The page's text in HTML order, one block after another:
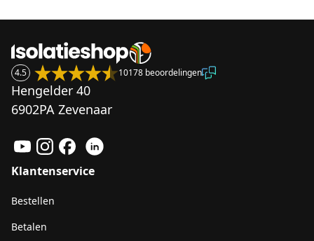
4.5 10178 beoordelingen
Hengelder 40
6902PA Zevenaar
Klantenservice
Bestellen
Betalen